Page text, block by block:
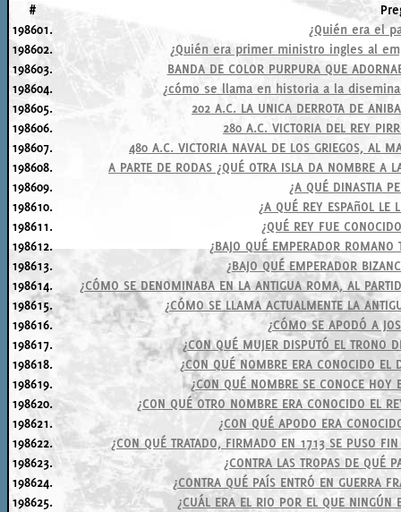
#
198601.
¿Quién era el
198602.
¿Quién era primer ministro ingles al
198603.
BANDA DE COLOR PURPURA QUE
198604.
¿cómo se llama en historia a la
198605.
202 A.C. LA UNICA DERROTA DE
198606.
280 A.C. VICTORIA DEL REY
198607.
480 A.C. VICTORIA NAVAL DE LOS GRIEGOS, AL
198608.
A PARTE DE RODAS ¿QUÉ OTRA ISLA DA NOMBRE A
198609.
¿A QUÉ DINASTIA
198610.
¿A QUÉ REY ESPAñOL LE
198611.
¿QUÉ REY FUE
198612.
¿BAJO QUÉ EMPERADOR
198613.
¿BAJO QUÉ EMPERADOR
198614.
¿CÓMO SE DENOMINABA EN LA ANTIGUA ROMA, AL
198615.
¿CÓMO SE LLAMA ACTUALMENTE LA
198616.
¿CÓMO SE APODÓ A
198617.
¿CON QUÉ MUJER DISPUTÓ EL TRONO
198618.
¿CON QUÉ NOMBRE ERA CONOCIDO EL
198619.
¿CON QUÉ NOMBRE SE CONOCE HOY
198620.
¿CON QUÉ OTRO NOMBRE ERA CONOCIDO EL
198621.
¿CON QUÉ APODO ERA
198622.
¿CON QUÉ TRATADO, FIRMADO EN 1713 SE PUSO
198623.
¿CONTRA LAS TROPAS DE QUÉ
198624.
¿CONTRA QUÉ PAÍS ENTRÓ EN GUERRA
198625.
¿CUÁL ERA EL RIO POR EL QUE NINGÚN